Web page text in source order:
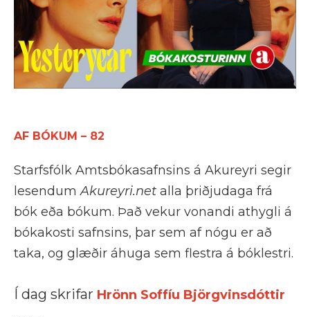
AF BÓKUM – 82
Starfsfólk Amtsbókasafnsins á Akureyri segir
lesendumAkureyri.net alla þriðjudaga frá
bók eða bókum. Það vekur vonandi athygli á
bókakosti safnsins, þar sem af nógu er að
taka, og glæðir áhuga sem flestra á bóklestri.
Í dag skrifar Hrönn Soffíu Björgvinsdóttir